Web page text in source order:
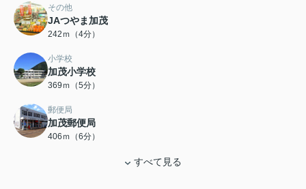
その他
JAつやま加茂
242ｍ（4分）
小学校
加茂小学校
369ｍ（5分）
郵便局
加茂郵便局
406ｍ（6分）
すべて見る